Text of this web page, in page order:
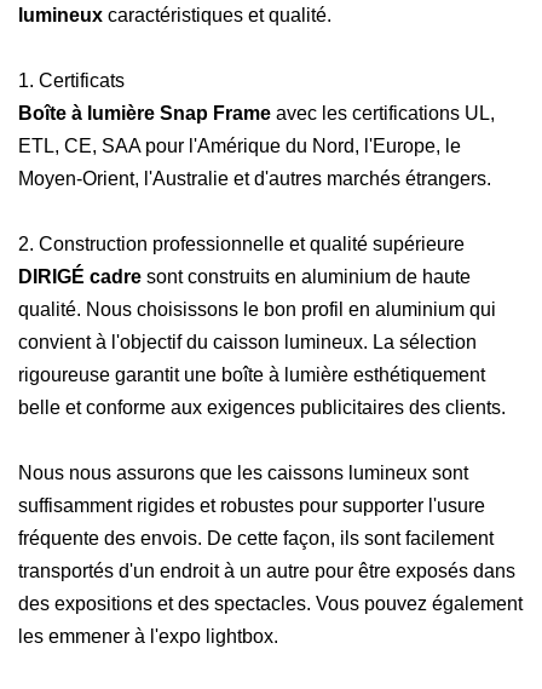
lumineux caractéristiques et qualité.
1. Certificats
Boîte à lumière Snap Frame avec les certifications UL,
ETL, CE, SAA pour l'Amérique du Nord, l'Europe, le
Moyen-Orient, l'Australie et d'autres marchés étrangers.
2. Construction professionnelle et qualité supérieure
DIRIGÉ cadre sont construits en aluminium de haute
qualité. Nous choisissons le bon profil en aluminium qui
convient à l'objectif du caisson lumineux. La sélection
rigoureuse garantit une boîte à lumière esthétiquement
belle et conforme aux exigences publicitaires des clients.
Nous nous assurons que les caissons lumineux sont
suffisamment rigides et robustes pour supporter l'usure
fréquente des envois. De cette façon, ils sont facilement
transportés d'un endroit à un autre pour être exposés dans
des expositions et des spectacles. Vous pouvez également
les emmener à l'expo lightbox.